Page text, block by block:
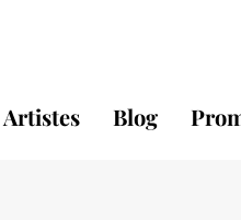
Artistes Blog